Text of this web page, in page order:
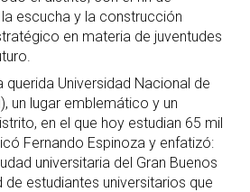
escucha y la construcción
en materia de juventudes
querida Universidad Nacional de
un lugar emblemático y un
en el que hoy estudian 65 mil
Fernando Espinoza y enfatizó:
universitaria del Gran Buenos
estudiantes universitarios que